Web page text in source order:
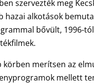
szervezték meg
hazai alkotások
bővült, 1996-
körben merítsen az
mellett